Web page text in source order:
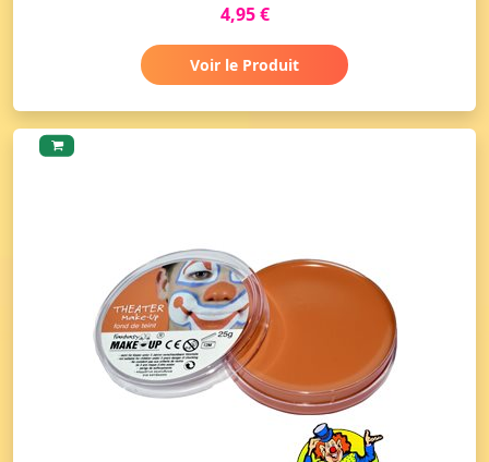
4,95 €
Voir le Produit